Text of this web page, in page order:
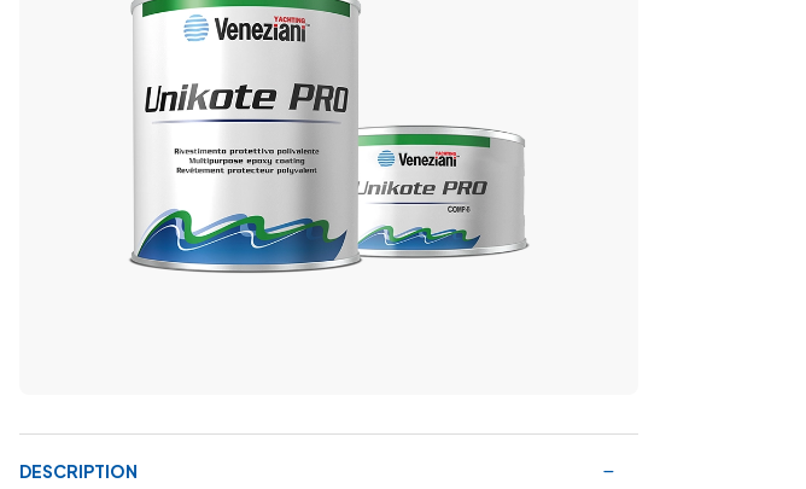
DESCRIPTION